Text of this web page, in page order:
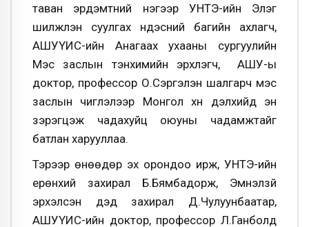
таван эрдэмтний нэгээрУНТЭ-ийн Элэг
шилжүүлэн суулгах үндэсний багийн ахлагч,
АШУҮИС-ийн Анагаах ухааны сургуулийн
Мэс заслын тэнхимийн эрхлэгч,
АШУ-ы
доктор, профессор О.Сэргэлэн шалгарч мэс
заслын чиглэлээр Монгол хүн дэлхийд эн
зэрэгцэж чадахуйц оюуны чадамжтайг
батлан харууллаа.
Тэрээр өнөөдөр эх орондоо ирж, УНТЭ-ийн
ерөнхий захирал Б.Бямбадорж, Эмнэлзүй
эрхэлсэн дэд захирал Д.Чулуунбаатар,
АШУҮИС-ийн доктор, профессор Л.Ганболд